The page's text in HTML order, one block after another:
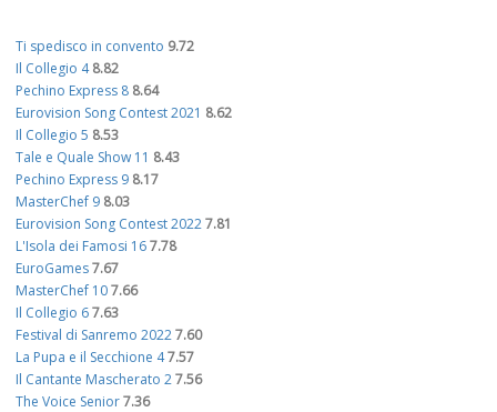
Ti spedisco in convento 9.72
Il Collegio 4 8.82
Pechino Express 8 8.64
Eurovision Song Contest 2021 8.62
Il Collegio 5 8.53
Tale e Quale Show 11 8.43
Pechino Express 9 8.17
MasterChef 9 8.03
Eurovision Song Contest 20227.81
L'Isola dei Famosi 167.78
EuroGames7.67
MasterChef 107.66
Il Collegio 67.63
Festival di Sanremo 20227.60
La Pupa e il Secchione 47.57
Il Cantante Mascherato 27.56
The Voice Senior7.36